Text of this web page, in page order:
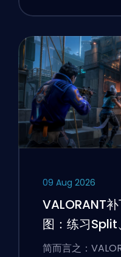
09 Aug 2026
VALORANT
图：练习
简而言之：